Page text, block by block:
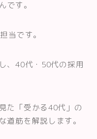
んです。
当です。
、40代・50代の採用
た「受かる40代」の
道筋を解説します。